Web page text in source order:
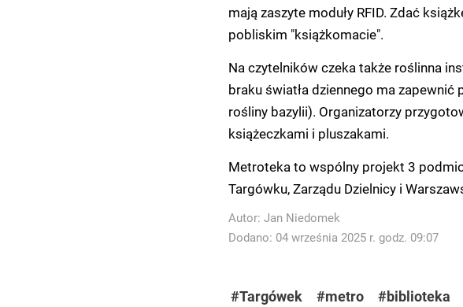
mają zaszyte moduły RFID. Zdać
pobliskim "książkomacie".
Na czytelników czeka także roślinna
braku światła dziennego ma zapewnić
rośliny bazylii). Organizatorzy
książeczkami i pluszakami.
Metroteka to wspólny projekt 3
Targówku, Zarządu Dzielnicy i
Autor: Jan Niedomek
Dodano: 04 września 2025 r. godz. 09:07
#Targówek #metro #biblioteka